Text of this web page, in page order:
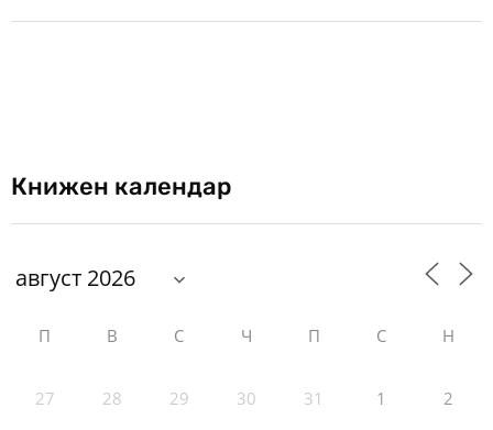
Книжен календар
П В С Ч П С Н
27 28 29 30 31 1 2